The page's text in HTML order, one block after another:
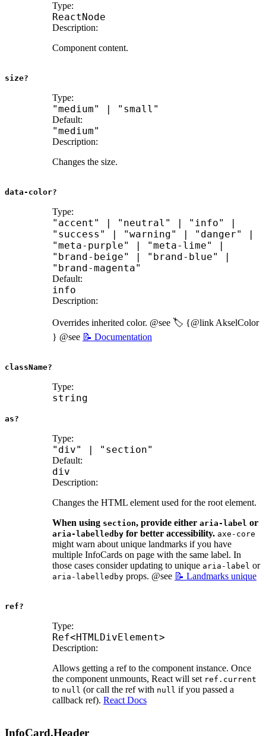
Type:
ReactNode
Description:
Component content.
size?
Type:
"medium" "small"
Default:
"medium"
Description:
Changes the size.
data-color?
Type:
"accent" "neutral" "info"
"success"
"warning" "danger"
"meta-purple"
"meta-lime"
"brand-beige"
"brand-blue"
"brand-magenta"
Default:
info
Description:
Overrides inherited color. @see 🏷️ {@link AkselColor
} @see 📝 Documentation
className?
Type:
string
as?
Type:
"div" "section"
Default:
div
Description:
Changes the HTML element used for the root element.
When using section, provide either aria-label or
aria-labelledby for better accessibility. axe-core
might warn about unique landmarks if you have
multiple InfoCards on page with the same label. In
those cases consider updating to unique aria-label or
aria-labelledby props. @see 📝 Landmarks unique
ref?
Type:
Ref<HTMLDivElement>
Description:
Allows getting a ref to the component instance. Once
the component unmounts, React will set ref.current
to null (or call the ref with null if you passed a
callback ref). React Docs
InfoCard.Header